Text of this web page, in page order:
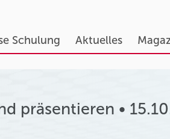
Schulung Aktuelles
präsentieren •